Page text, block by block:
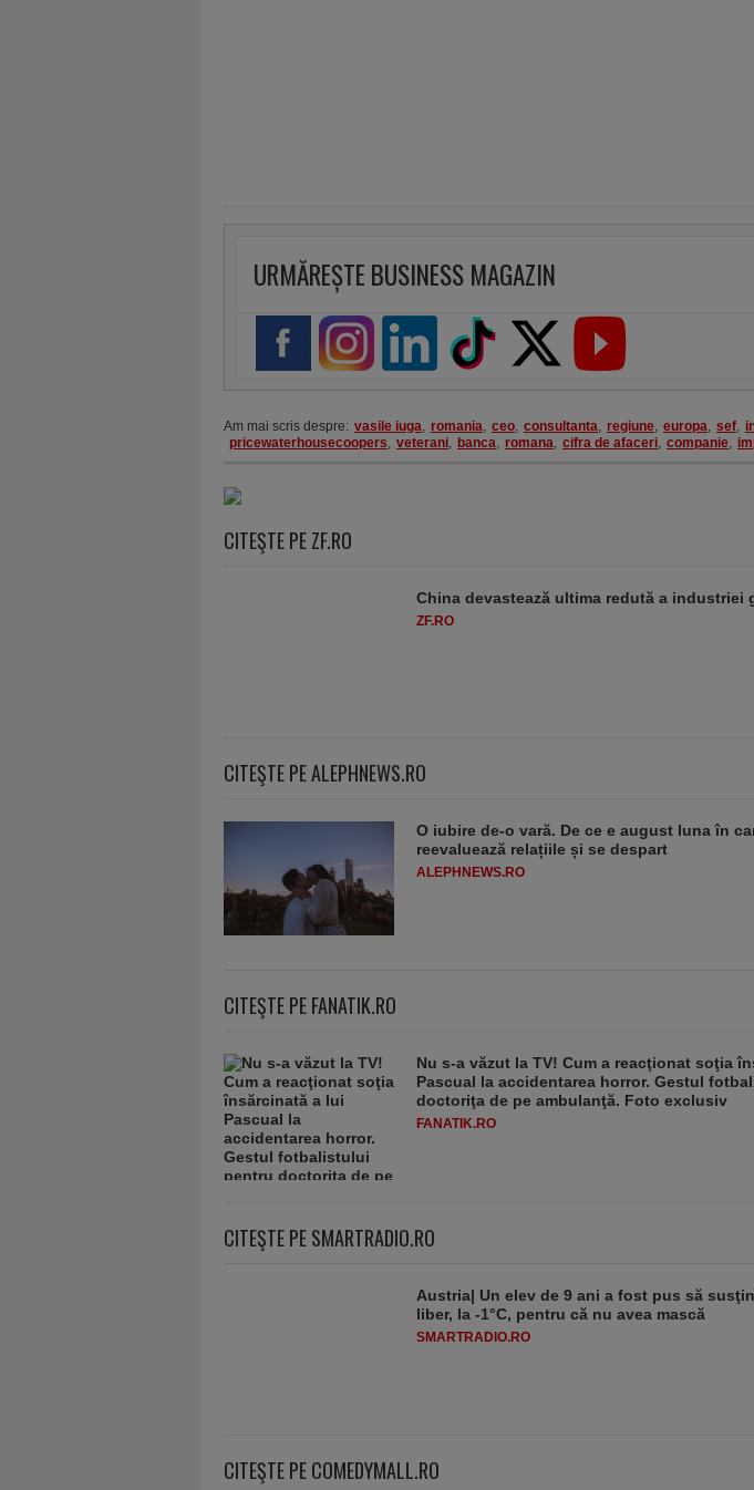
URMĂREȘTE BUSINESS MAGAZIN
Am mai scris despre: vasile iuga, romania, ceo, consultanta, regiune, europa, sef,
pricewaterhousecoopers, veterani, banca, romana, cifra de afaceri, companie,
CITEŞTE PE ZF.RO
China devastează ultima redută a industriei
ZF.RO
CITEŞTE PE ALEPHNEWS.RO
O iubire de-o vară. De ce e august luna în
reevaluează relațiile și se despart
ALEPHNEWS.RO
CITEŞTE PE FANATIK.RO
Nu s-a văzut la TV! Cum a reacţionat soţia
Pascual la accidentarea horror. Gestul
doctoriţa de pe ambulanţă. Foto exclusiv
FANATIK.RO
CITEŞTE PE SMARTRADIO.RO
Austria| Un elev de 9 ani a fost pus să
liber, la -1°C, pentru că nu avea mască
SMARTRADIO.RO
CITEŞTE PE COMEDYMALL.RO